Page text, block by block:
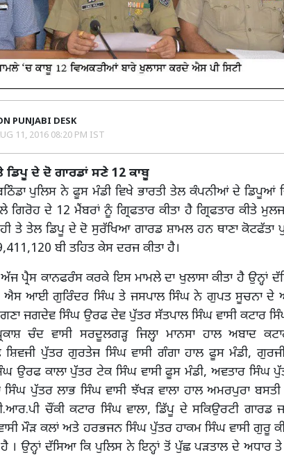
PUNJABI DESK
11, 2016 08:20 PM IST
ਦੇ ਦੋ ਗਾਰਡਾਂ ਸਣੇ 12 ਕਾਬੂ
ਪੁਲਿਸ ਨੇ ਫੂਸ ਮੰਡੀ ਵਿਖੇ ਭਾਰਤੀ ਤੇਲ ਕੰਪਨੀਆਂ ਦੇ ਡਿਪੂਆਂ
ਦੇ 12 ਮੈਂਬਰਾਂ ਨੂੰ ਗ੍ਰਿਫਤਾਰ ਕੀਤਾ ਹੈ ਗ੍ਰਿਫਤਾਰ ਕੀਤੇ
ਤੇ ਤੇਲ ਡਿਪੂ ਦੇ ਦੋ ਸੁਰੱਖਿਆ ਗਾਰਡ ਸ਼ਾਮਲ ਹਨ ਥਾਣਾ ਕੋਟਫੱਤਾ
ਬੀ ਤਹਿਤ ਕੇਸ ਦਰਜ ਕੀਤਾ ਹੈ।
ਪ੍ਰੈਸ ਕਾਨਫਰੰਸ ਕਰਕੇ ਇਸ ਮਾਮਲੇ ਦਾ ਖੁਲਾਸਾ ਕੀਤਾ ਹੈ ਉਨ੍ਹਾਂ
ਐਸ ਆਈ ਗੁਰਿੰਦਰ ਸਿੰਘ ਤੇ ਜਸਪਾਲ ਸਿੰਘ ਨੇ ਗੁਪਤ ਸੂਚਨਾ ਦੇ
ਜਗਦੇਵ ਸਿੰਘ ਉਰਫ ਦੇਵ ਪੁੱਤਰ ਸੱਤਪਾਲ ਸਿੰਘ ਵਾਸੀ ਕਟਾਰ
ਚੰਦ ਵਾਸੀ ਸਰਦੂਲਗੜ੍ਹ ਜਿਲ੍ਹਾ ਮਾਨਸਾ ਹਾਲ ਅਬਾਦ
ਸ਼ਿਵਜੀ ਪੁੱਤਰ ਗੁਰਤੇਜ ਸਿੰਘ ਵਾਸੀ ਗੰਗਾ ਹਾਲ ਫੂਸ ਮੰਡੀ,
ਉਰਫ ਕਾਲਾ ਪੁੱਤਰ ਟੇਕ ਸਿੰਘ ਵਾਸੀ ਫੂਸ ਮੰਡੀ, ਅਵਤਾਰ ਸਿੰਘ
ਪੁੱਤਰ ਲਾਭ ਸਿੰਘ ਵਾਸੀ ਝੱਖੜ ਵਾਲਾ ਹਾਲ ਅਮਰਪੁਰਾ ਬਸਤੀ
ਚੌਂਕੀ ਕਟਾਰ ਸਿੰਘ ਵਾਲਾ, ਡਿੱਪੂ ਦੇ ਸਕਿਉਰਟੀ ਗਾਰਡ
ਮੌੜ ਕਲਾਂ ਅਤੇ ਹਰਭਜਨ ਸਿੰਘ ਪੁੱਤਰ ਹਾਕਮ ਸਿੰਘ ਵਾਸੀ ਗੁਰੂ
ਹੈ । ਉਨ੍ਹਾਂ ਦੱਸਿਆ ਕਿ ਪੁਲਿਸ ਨੇ ਇਨ੍ਹਾਂ ਤੋਂ ਪੁੱਛ ਪੜਤਾਲ ਦੇ ਅਧਾਰ